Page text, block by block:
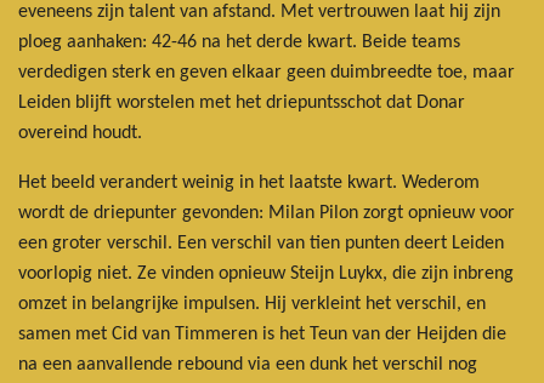
eveneens zijn talent van afstand. Met vertrouwen laat hij zijn
ploeg aanhaken: 42-46 na het derde kwart. Beide teams
verdedigen sterk en geven elkaar geen duimbreedte toe, maar
Leiden blijft worstelen met het driepuntsschot dat Donar
overeind houdt.
Het beeld verandert weinig in het laatste kwart. Wederom
wordt de driepunter gevonden: Milan Pilon zorgt opnieuw voor
een groter verschil. Een verschil van tien punten deert Leiden
voorlopig niet. Ze vinden opnieuw Steijn Luykx, die zijn inbreng
omzet in belangrijke impulsen. Hij verkleint het verschil, en
samen met Cid van Timmeren is het Teun van der Heijden die
na een aanvallende rebound via een dunk het verschil nog